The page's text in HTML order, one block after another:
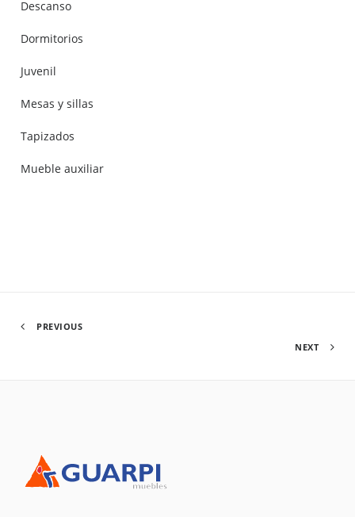
Descanso
Dormitorios
Juvenil
Mesas y sillas
Tapizados
Mueble auxiliar
PREVIOUS
NEXT